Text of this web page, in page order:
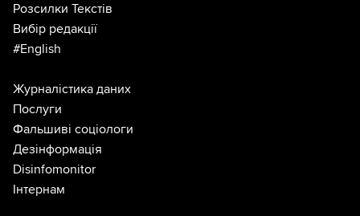
Розсилки Текстів
Вибір редакції
#English
Журналістика даних
Послуги
Фальшиві соціологи
Дезінформація
Disinfomonitor
Інтернам